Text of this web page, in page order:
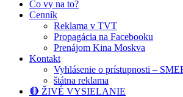
Čo vy na to?
Cenník
Reklama v TVT
Propagácia na Facebooku
Prenájom Kina Moskva
Kontakt
Vyhlásenie o prístupnosti –
štátna reklama
🔴 ŽIVÉ VYSIELANIE